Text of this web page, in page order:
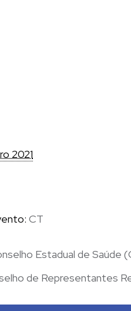
2021
CT
Estadual de Saúde
de Representantes